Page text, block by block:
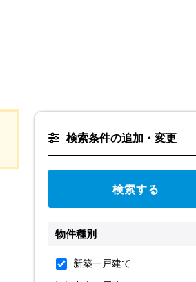
ス（本社）
地図から探す
学区から探す
町名から探す
検索条件の追加・変更
物件種別
新築一戸建て